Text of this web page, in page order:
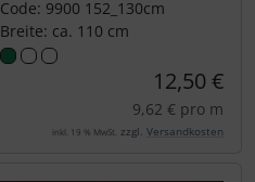
Code: 9900 152_130cm
Breite: ca. 110 cm
12,50 €
9,62 € pro m
inkl. 19 % MwSt. zzgl. Versandkosten